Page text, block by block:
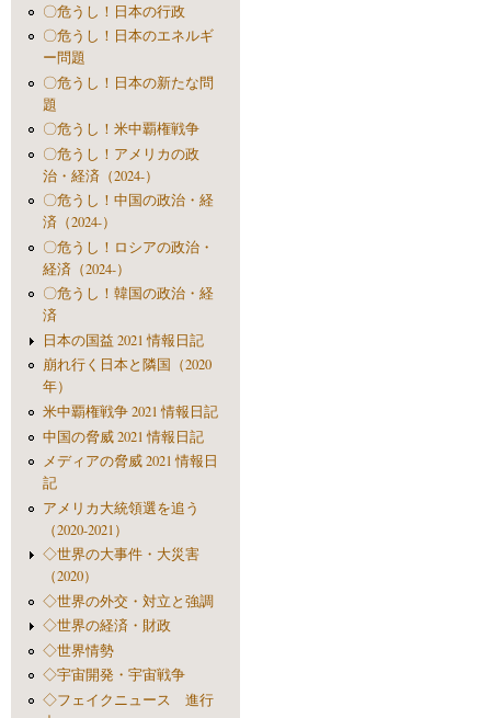
〇危うし！日本の行政
〇危うし！日本のエネルギ
ー問題
〇危うし！日本の新たな問
題
〇危うし！米中覇権戦争
〇危うし！アメリカの政
治・経済（2024-）
〇危うし！中国の政治・経
済（2024-）
〇危うし！ロシアの政治・
経済（2024-）
〇危うし！韓国の政治・経
済
日本の国益 2021 情報日記
崩れ行く日本と隣国（2020
年）
米中覇権戦争 2021 情報日記
中国の脅威 2021 情報日記
メディアの脅威 2021 情報日
記
アメリカ大統領選を追う
（2020-2021）
◇世界の大事件・大災害
（2020）
◇世界の外交・対立と強調
◇世界の経済・財政
◇世界情勢
◇宇宙開発・宇宙戦争
◇フェイクニュース 進行